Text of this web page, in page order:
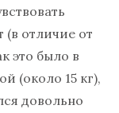
(в отличие от
это было в
(около 15 кг),
довольно